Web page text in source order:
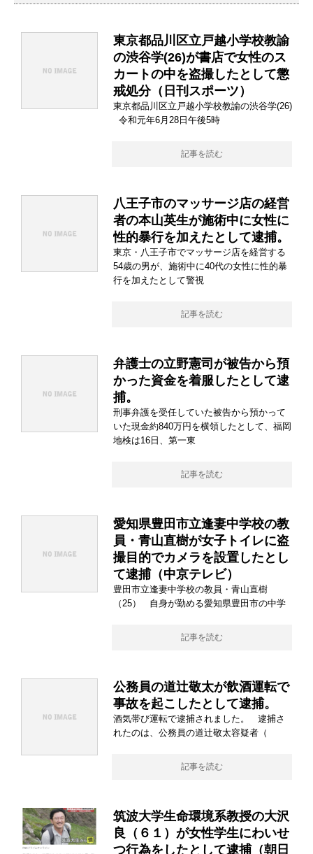
東京都品川区立戸越小学校教諭
の渋谷学(26)が書店で女性のス
カートの中を盗撮したとして懲
戒処分（日刊スポーツ）
東京都品川区立戸越小学校教諭の渋谷学(26)
令和元年6月28日午後5時
記事を読む
八王子市のマッサージ店の経営
者の本山英生が施術中に女性に
性的暴行を加えたとして逮捕。
東京・八王子市でマッサージ店を経営する
54歳の男が、施術中に40代の女性に性的暴
行を加えたとして警視
記事を読む
弁護士の立野憲司が被告から預
かった資金を着服したとして逮
捕。
刑事弁護を受任していた被告から預かって
いた現金約840万円を横領したとして、福岡
地検は16日、第一東
記事を読む
愛知県豊田市立逢妻中学校の教
員・青山直樹が女子トイレに盗
撮目的でカメラを設置したとし
て逮捕（中京テレビ）
豊田市立逢妻中学校の教員・青山直樹
（25） 自身が勤める愛知県豊田市の中学
記事を読む
公務員の道辻敬太が飲酒運転で
事故を起こしたとして逮捕。
酒気帯び運転で逮捕されました。 逮捕さ
れたのは、公務員の道辻敬太容疑者（
記事を読む
筑波大学生命環境系教授の大沢
良（６１）が女性学生にわいせ
つ行為をしたとして逮捕（朝日